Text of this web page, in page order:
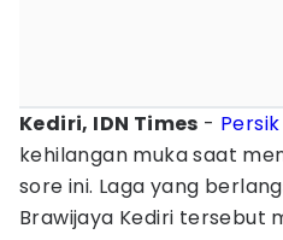
Kediri, IDN Times -
kehilangan muka saat
sore ini. Laga yang
Brawijaya Kediri tersebut